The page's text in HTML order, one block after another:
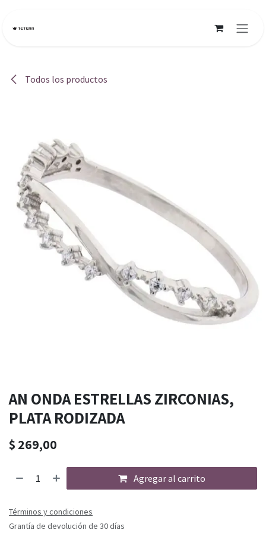
Todos los productos
AN ONDA ESTRELLAS ZIRCONIAS,
PLATA RODIZADA
$ 269,00
Agregar al carrito
Términos y condiciones
Grantía de devolución de 30 días